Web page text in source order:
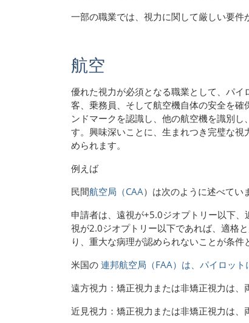
一部の職業では、視力に関して厳しい要件
航空
優れた視力が必須となる職業として、パ
客、乗務員、そして航空機自体の安全を
ンドマークを認識し、他の航空機を識別
す。興味深いことに、生まれつき完璧な
められます。
例えば
民間航空局（CAA）は次のように述べてい
申請者は、遠視が+5.0ジオプトリー以下
視が2.0ジオプトリー以下であれば、適格
り、重大な病理が認められないことが条
米国の 連邦航空局（FAA）は、パイロット
遠方視力：矯正視力または非矯正視力は、
近見視力：矯正視力または非矯正視力は、